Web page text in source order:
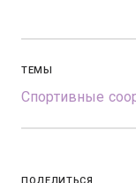
ТЕМЫ
Спортивные